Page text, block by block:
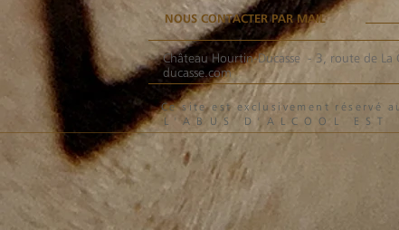
NOUS CONTACTER PAR MAIL
Château Hourtin-Ducasse -3, route de La
ducasse.com
Ce site est exclusivement réservé
L'ABUS D'ALCOOL EST